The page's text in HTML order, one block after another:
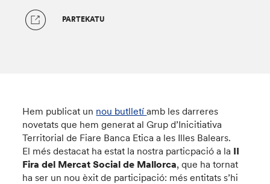
PARTEKATU
Hem publicat un nou butlletíamb les darreres
novetats que hem generat al Grup d’Inicitiativa
Territorial de Fiare Banca Etica a les Illes Balears.
El més destacat ha estat la nostra particpació a la II
Fira del Mercat Social de Mallorca, que ha tornat
ha ser un nou èxit de participació: més entitats s’hi